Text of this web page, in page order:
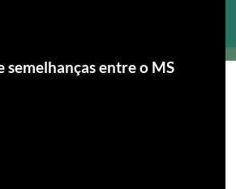
entre o MS